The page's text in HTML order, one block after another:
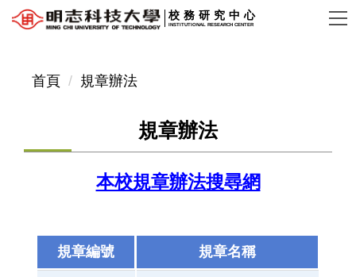
跳
校務研究中心
INSTITUTIONAL RESEARCH CENTER
首頁 規章辦法
規章辦法
本校規章辦法搜尋網
規章編號 規章名稱